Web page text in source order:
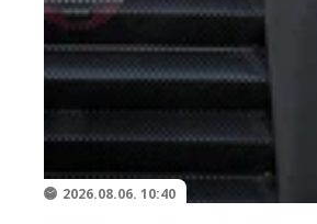
2026.08.06. 10:40